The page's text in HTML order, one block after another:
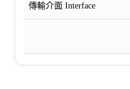
傳輸介面 Interface